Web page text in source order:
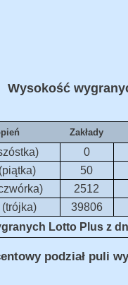
Wysokość
Zakłady
0
(piątka)
50
2512
(trójka)
39806
Lotto Plus z
podział puli